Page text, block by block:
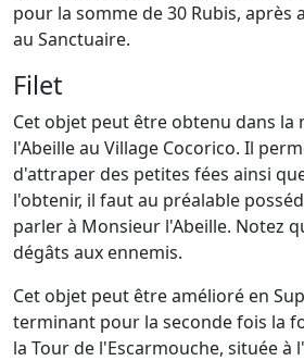
pour la somme de 30 Rubis, après
au Sanctuaire.
Filet
Cet objet peut être obtenu dans la
l'Abeille au Village Cocorico. Il
d'attraper des petites fées ainsi
l'obtenir, il faut au préalable
parler à Monsieur l'Abeille. Notez
dégâts aux ennemis.
Cet objet peut être amélioré en
terminant pour la seconde fois la
la Tour de l'Escarmouche, située à